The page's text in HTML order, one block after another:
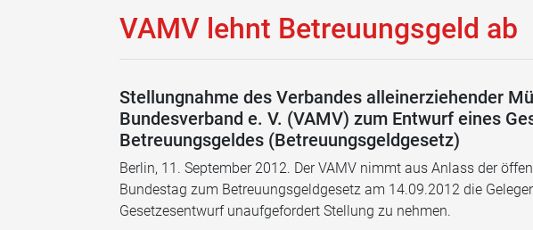
VAMV lehnt Betreuungsgeld ab
Stellungnahme des Verbandes alleinerziehender
Bundesverband e. V. (VAMV) zum Entwurf eines
Betreuungsgeldes (Betreuungsgeldgesetz)
Berlin, 11. September 2012. Der VAMV nimmt aus Anlass der
Bundestag zum Betreuungsgeldgesetz am 14.09.2012 die
Gesetzesentwurf unaufgefordert Stellung zu nehmen.